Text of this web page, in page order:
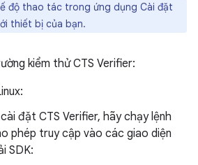
độ thao tác trong ứng dụng Cài đặt
thiết bị của bạn.
kiểm thử CTS Verifier:
đặt CTS Verifier, hãy chạy lệnh
phép truy cập vào các giao diện
SDK: